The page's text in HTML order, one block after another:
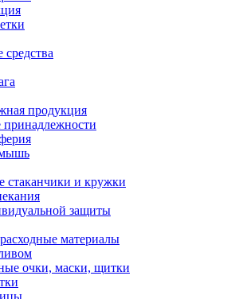
средства
продукция
стаканчики и кружки
защиты
материалы
очки, маски, щитки